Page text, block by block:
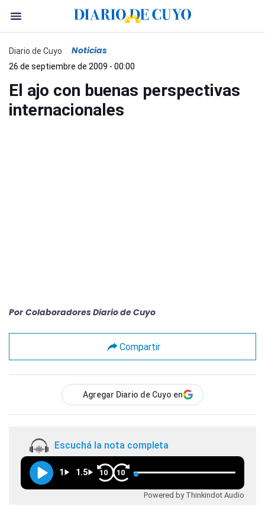
Diario de Cuyo Noticias
26 de septiembre de 2009 - 00:00
El ajo con buenas perspectivas
internacionales
Por Colaboradores Diario de Cuyo
Compartir
Agregar Diario de Cuyo en
Escuchá la nota completa
1 1.5 10 10
Powered by Thinkindot Audio